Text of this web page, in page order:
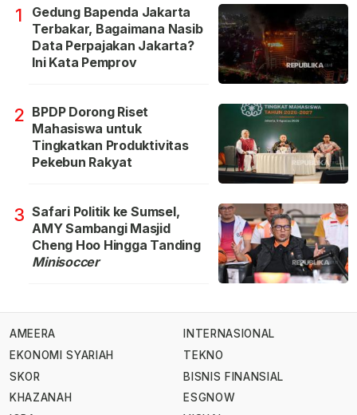
1
Gedung Bapenda Jakarta
Terbakar, Bagaimana Nasib
Data Perpajakan Jakarta?
Ini Kata Pemprov
2 BPDP Dorong Riset
Mahasiswa untuk
Tingkatkan Produktivitas
Pekebun Rakyat
3 Safari Politik ke Sumsel,
AMY Sambangi Masjid
Cheng Hoo Hingga Tanding
Minisoccer
AMEERA
EKONOMI SYARIAH
SKOR
KHAZANAH
INTERNASIONAL
TEKNO
BISNIS FINANSIAL
ESGNOW